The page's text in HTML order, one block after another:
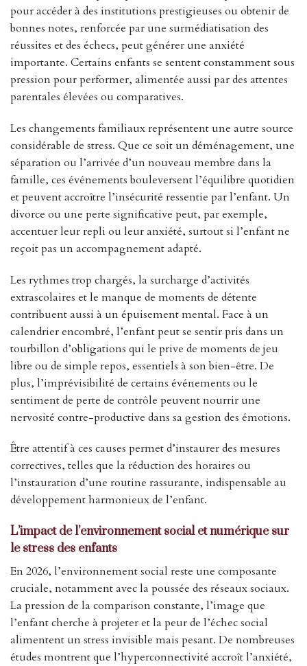
pour accéder à des institutions prestigieuses ou obtenir de
bonnes notes, renforcée par une surmédiatisation des
réussites et des échecs, peut générer une anxiété
importante. Certains enfants se sentent constamment sous
pression pour performer, alimentée aussi par des attentes
parentales élevées ou comparatives.
Les changements familiaux représentent une autre source
considérable de stress. Que ce soit un déménagement, une
séparation ou l’arrivée d’un nouveau membre dans la
famille, ces événements bouleversent l’équilibre quotidien
et peuvent accroître l’insécurité ressentie par l’enfant. Un
divorce ou une perte significative peut, par exemple,
accentuer leur repli ou leur anxiété, surtout si l’enfant ne
reçoit pas un accompagnement adapté.
Les rythmes trop chargés, la surcharge d’activités
extrascolaires et le manque de moments de détente
contribuent aussi à un épuisement mental. Face à un
calendrier encombré, l’enfant peut se sentir pris dans un
tourbillon d’obligations qui le prive de moments de jeu
libre ou de simple repos, essentiels à son bien-être. De
plus, l’imprévisibilité de certains événements ou le
sentiment de perte de contrôle peuvent nourrir une
nervosité contre-productive dans sa gestion des émotions.
Être attentif à ces causes permet d’instaurer des mesures
correctives, telles que la réduction des horaires ou
l’instauration d’une routine rassurante, indispensable au
développement harmonieux de l’enfant.
L’impact de l’environnement social et numérique sur
le stress des enfants
En 2026, l’environnement social reste une composante
cruciale, notamment avec la poussée des réseaux sociaux.
La pression de la comparison constante, l’image que
l’enfant cherche à projeter et la peur de l’échec social
alimentent un stress invisible mais pesant. De nombreuses
études montrent que l’hyperconnectivité accroît l’anxiété,